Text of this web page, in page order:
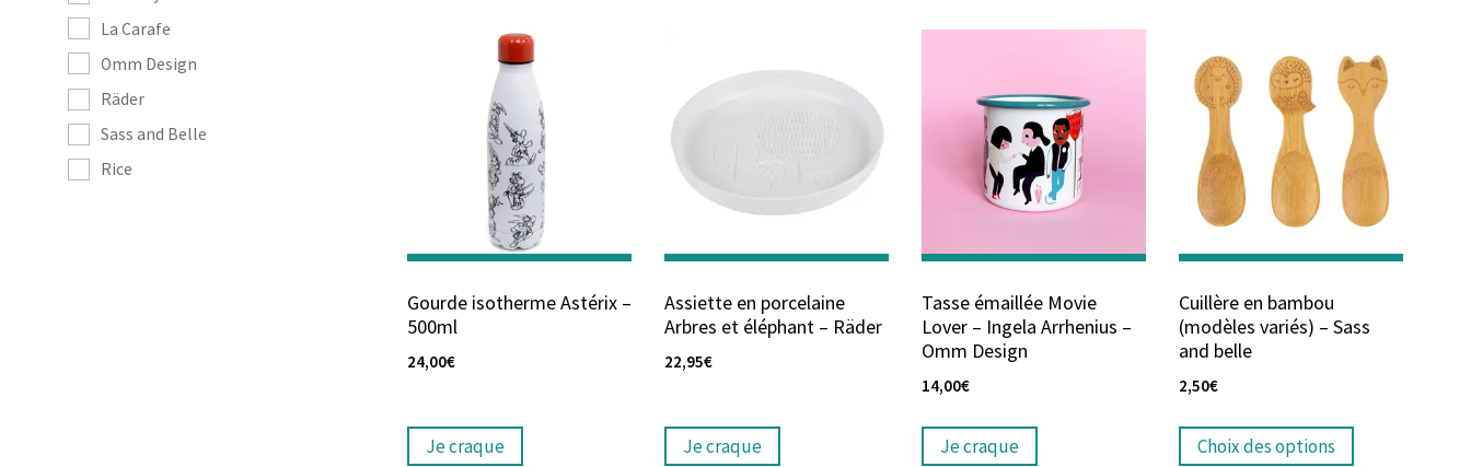
La Carafe
Omm Design
Räder
Sass and Belle
Rice
Gourde isotherme Astérix –
500ml
24,00€
Je craque
Assiette en porcelaine
Arbres et éléphant – Räder
22,95€
Je craque
Tasse émaillée Movie
Lover – Ingela Arrhenius –
Omm Design
14,00€
Je craque
Cuillère en bambou
(modèles variés) – Sass
and belle
2,50€
Choix des options